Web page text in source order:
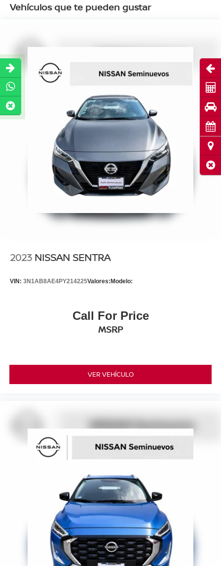
Vehículos que te pueden gustar
2023 NISSAN SENTRA
VIN: 3N1AB8AE4PY214225Valores: Modelo:
Call For Price
MSRP
VER VEHÍCULO